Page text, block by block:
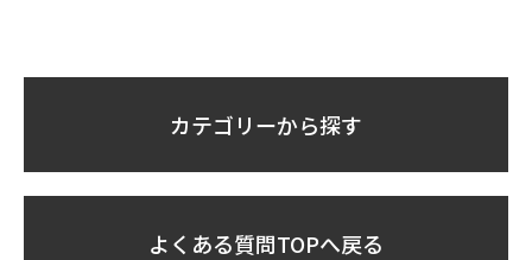
カテゴリーから探す
よくある質問TOPへ戻る